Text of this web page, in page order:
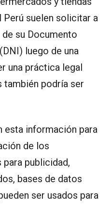
suelen solicitar a
su Documento
luego de una
una práctica legal
también podría ser
esta información para
de los
publicidad,
bases de datos
ser usados para